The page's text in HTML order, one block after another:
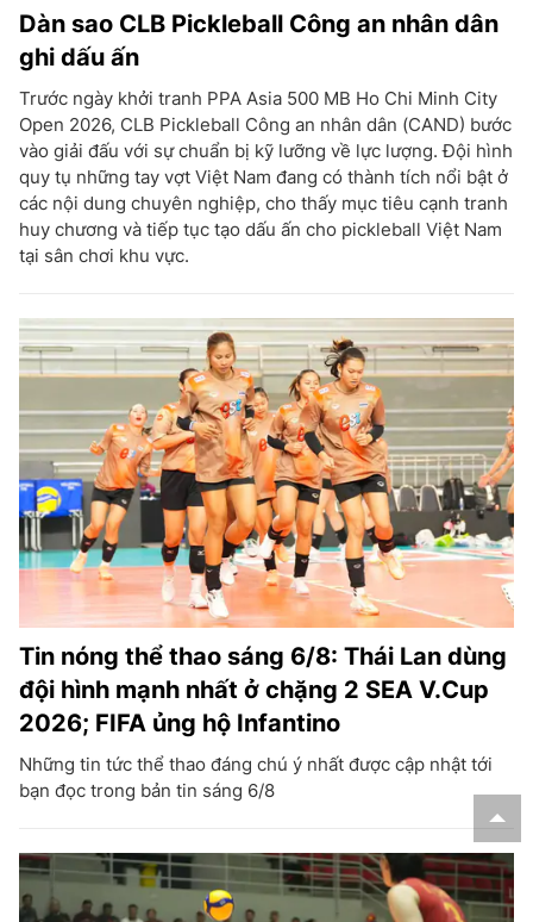
Dàn sao CLB Pickleball Công an nhân dân
ghi dấu ấn
Trước ngày khởi tranh PPA Asia 500 MB Ho Chi Minh City
Open 2026, CLB Pickleball Công an nhân dân (CAND) bước
vào giải đấu với sự chuẩn bị kỹ lưỡng về lực lượng. Đội hình
quy tụ những tay vợt Việt Nam đang có thành tích nổi bật ở
các nội dung chuyên nghiệp, cho thấy mục tiêu cạnh tranh
huy chương và tiếp tục tạo dấu ấn cho pickleball Việt Nam
tại sân chơi khu vực.
Tin nóng thể thao sáng 6/8: Thái Lan dùng
đội hình mạnh nhất ở chặng 2 SEA V.Cup
2026; FIFA ủng hộ Infantino
Những tin tức thể thao đáng chú ý nhất được cập nhật tới
bạn đọc trong bản tin sáng 6/8